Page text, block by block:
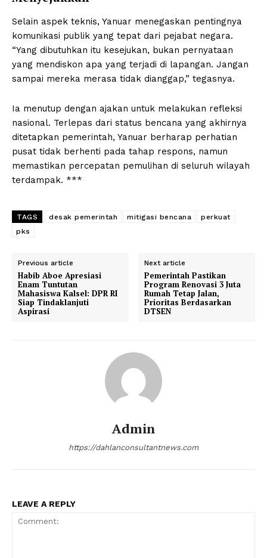
Selain aspek teknis, Yanuar menegaskan pentingnya
komunikasi publik yang tepat dari pejabat negara.
“Yang dibutuhkan itu kesejukan, bukan pernyataan
yang mendiskon apa yang terjadi di lapangan. Jangan
sampai mereka merasa tidak dianggap,” tegasnya.
Ia menutup dengan ajakan untuk melakukan refleksi
nasional. Terlepas dari status bencana yang akhirnya
ditetapkan pemerintah, Yanuar berharap perhatian
pusat tidak berhenti pada tahap respons, namun
memastikan percepatan pemulihan di seluruh wilayah
terdampak. ***
TAGS desak pemerintah mitigasi bencana
perkuat
pks
Previous article
Habib Aboe Apresiasi
Enam Tuntutan
Mahasiswa Kalsel: DPR RI
Siap Tindaklanjuti
Aspirasi
Next article
Pemerintah Pastikan
Program Renovasi 3 Juta
Rumah Tetap Jalan,
Prioritas Berdasarkan
DTSEN
Admin
https://dahlanconsultantnews.com
LEAVE A REPLY